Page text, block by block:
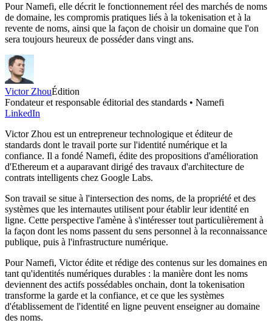
Pour Namefi, elle décrit le fonctionnement réel des marchés de noms
de domaine, les compromis pratiques liés à la tokenisation et à la
revente de noms, ainsi que la façon de choisir un domaine que l'on
sera toujours heureux de posséder dans vingt ans.
Victor ZhouÉdition
Fondateur et responsable éditorial des standards • Namefi
LinkedIn
Victor Zhou est un entrepreneur technologique et éditeur de
standards dont le travail porte sur l'identité numérique et la
confiance. Il a fondé Namefi, édite des propositions d'amélioration
d'Ethereum et a auparavant dirigé des travaux d'architecture de
contrats intelligents chez Google Labs.
Son travail se situe à l'intersection des noms, de la propriété et des
systèmes que les internautes utilisent pour établir leur identité en
ligne. Cette perspective l'amène à s'intéresser tout particulièrement à
la façon dont les noms passent du sens personnel à la reconnaissance
publique, puis à l'infrastructure numérique.
Pour Namefi, Victor édite et rédige des contenus sur les domaines en
tant qu'identités numériques durables : la manière dont les noms
deviennent des actifs possédables onchain, dont la tokenisation
transforme la garde et la confiance, et ce que les systèmes
d'établissement de l'identité en ligne peuvent enseigner au domaine
des noms.